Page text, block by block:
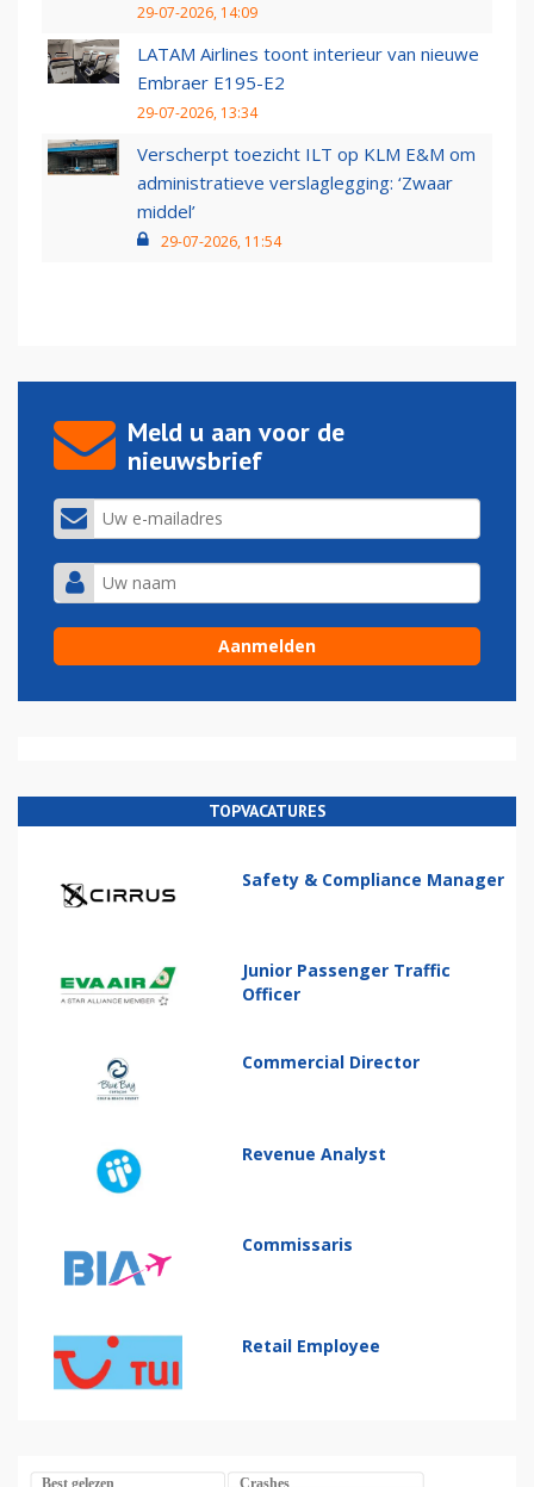
29-07-2026, 14:09
LATAM Airlines toont interieur van nieuwe
Embraer E195-E2
29-07-2026, 13:34
Verscherpt toezicht ILT op KLM E&M om
administratieve verslaglegging: ‘Zwaar
middel’
29-07-2026, 11:54
Meld u aan voor de
nieuwsbrief
TOPVACATURES
Safety & Compliance Manager
Junior Passenger Traffic
Officer
Commercial Director
Revenue Analyst
Commissaris
Retail Employee
Best gelezen Crashes